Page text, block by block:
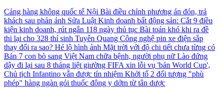
Cảng hàng không quốc tế Nội Bài điều chỉnh phương án đón, trả
khách sau phản ánh Sửa Luật Kinh doanh bất động sản: Cắt 9 điều
kiện kinh doanh, rút ngắn 118 ngày thủ tục Bài toán khó khi ra đề
thi lại cho 328 thí sinh Tuyên Quang Công nghệ pin xe điện sắp
thay đổi ra sao? Hé lộ hình ảnh Mặt trời với độ chi tiết chưa từng có
Bán 7 con bò sang Việt Nam chữa bệnh, người phụ nữ Lào đứng
dậy đi lại sau 8 tháng liệt giường FIFA xin lỗi vụ 'bán World Cup',
Chủ tịch Infantino vẫn được tín nhiệm Khởi tố 2 đối tượng "phù
phép" hàng ngàn gói thuốc đông y dởm từ tân dược